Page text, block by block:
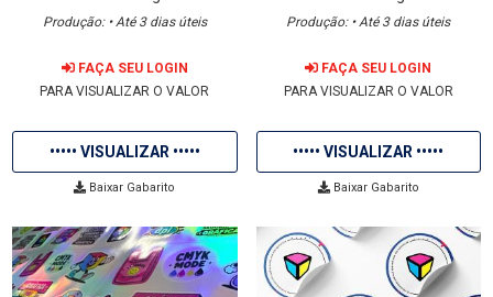
Produção: • Até 3 dias úteis
FAÇA SEU LOGIN
PARA VISUALIZAR O VALOR
••••• VISUALIZAR •••••
Baixar Gabarito
Produção: • Até 3 dias úteis
FAÇA SEU LOGIN
PARA VISUALIZAR O VALOR
••••• VISUALIZAR •••••
Baixar Gabarito